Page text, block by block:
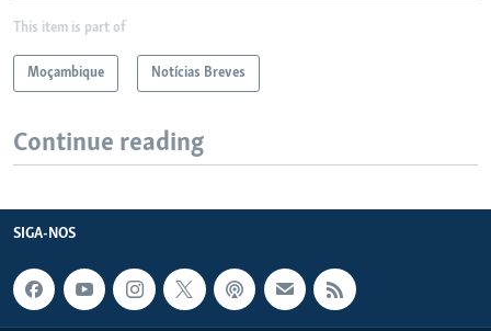
This item is part of
Moçambique Notícias Breves
Continue reading
SIGA-NOS